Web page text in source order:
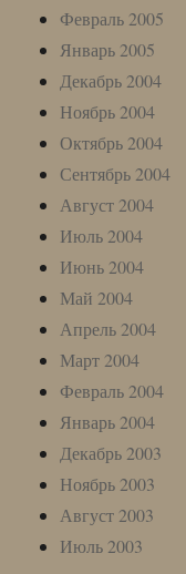
Февраль 2005
Январь 2005
Декабрь 2004
Ноябрь 2004
Октябрь 2004
Сентябрь 2004
Август 2004
Июль 2004
Июнь 2004
Май 2004
Апрель 2004
Март 2004
Февраль 2004
Январь 2004
Декабрь 2003
Ноябрь 2003
Август 2003
Июль 2003